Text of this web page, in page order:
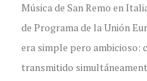
Música de San Remo en
de Programa de la Unión
era simple pero ambicioso:
transmitido